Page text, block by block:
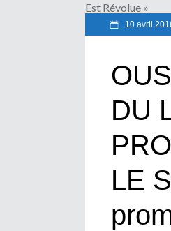
Est Révolue »
10 avril
DU
LE